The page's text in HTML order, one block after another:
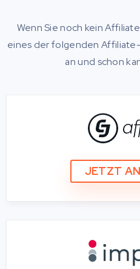
Wenn Sie noch kein
eines der folgenden
an und schon
JETZT